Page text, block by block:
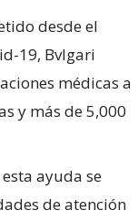
desde el
19, Bvlgari
médicas a
y más de 5,000
ayuda se
de atención